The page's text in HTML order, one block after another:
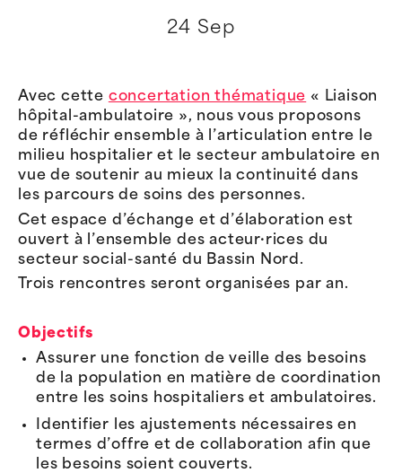
24 Sep
Avec cette concertation thématique « Liaison
hôpital-ambulatoire », nous vous proposons
de réfléchir ensemble à l’articulation entre le
milieu hospitalier et le secteur ambulatoire en
vue de soutenir au mieux la continuité dans
les parcours de soins des personnes.
Cet espace d’échange et d’élaboration est
ouvert à l’ensemble des acteur·rices du
secteur social-santé du Bassin
Nord.
Trois rencontres seront organisées par an.
Objectifs
Assurer une fonction de veille des besoins
de la population en matière de coordination
entre les soins hospitaliers et ambulatoires.
Identifier les ajustements nécessaires en
termes d’offre et de collaboration afin que
les besoins soient couverts.